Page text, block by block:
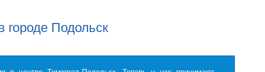
городе Подольск